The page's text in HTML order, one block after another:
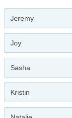
Jeremy
Joy
Sasha
Kristin